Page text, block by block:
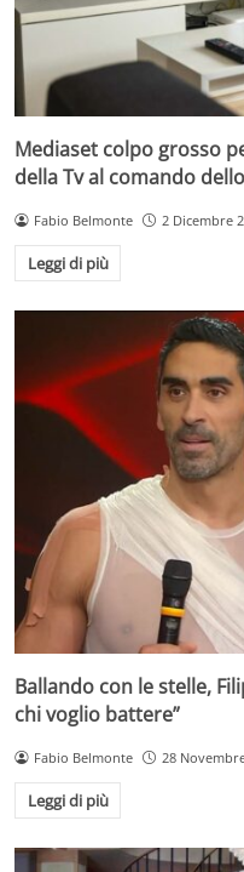
Mediaset colpo grosso
della Tv al comando
Fabio Belmonte 2 Dicembre
Leggi di più
Ballando con le stelle,
chi voglio battere”
Fabio Belmonte 28
Leggi di più